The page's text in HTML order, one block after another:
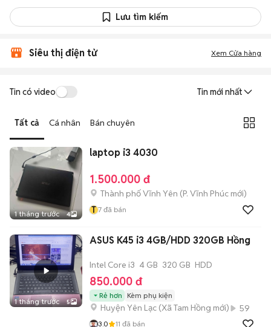
Lưu tìm kiếm
Siêu thị điện tử Xem Cửa hàng
Tin có video Tin mới nhất
Tất cả Cá nhân Bán chuyên
1 tháng trước 4
laptop i3 4030
1.500.000 đ
Thành phố Vĩnh Yên (P. Vĩnh Phúc mới)
T 7 đã bán
1 tháng trước 5
ASUS K45 i3 4GB/HDD 320GB Hồng
Intel Core i3 4 GB 320 GB HDD
850.000 đ
Rẻ hơn Kèm phụ kiện
Huyện Yên Lạc (Xã Tam Hồng mới) 59
3.0 11 đã bán